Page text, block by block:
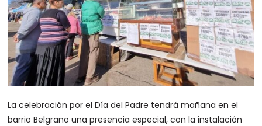
La celebración por el Día del Padre tendrá mañana en el
barrio Belgrano una presencia especial, con la instalación